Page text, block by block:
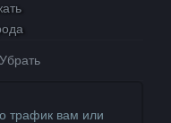
Убрать
трафик вам или